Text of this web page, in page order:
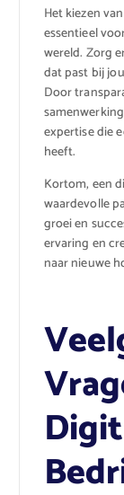
Het kiezen
essentieel
wereld. Zorg
dat past bij
Door
expertise die
heeft.
Kortom, een
waardevolle
groei en
ervaring en
naar nieuwe